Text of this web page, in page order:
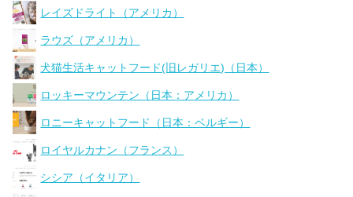
レイズドライト（アメリカ）
ラウズ（アメリカ）
犬猫生活キャットフード(旧レガリエ)（日本）
ロッキーマウンテン（日本：アメリカ）
ロニーキャットフード（日本：ベルギー）
ロイヤルカナン（フランス）
シシア（イタリア）